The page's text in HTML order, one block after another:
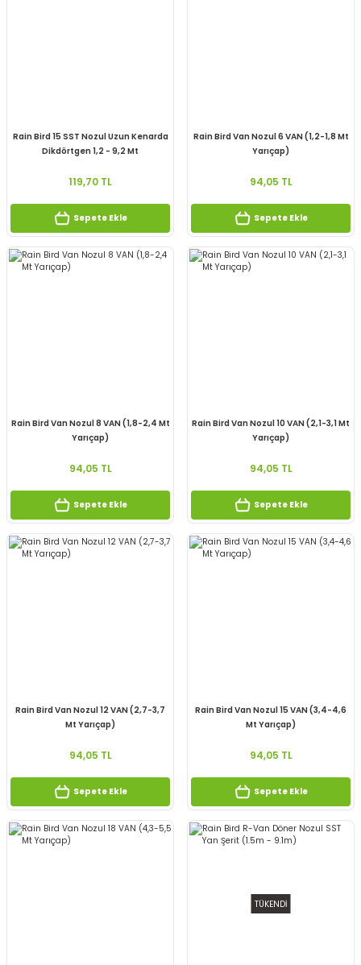
Rain Bird 15 SST Nozul Uzun Kenarda
Dikdörtgen 1,2 - 9,2 Mt
119,70 TL
Sepete Ekle
Rain Bird Van Nozul 6 VAN (1,2-1,8 Mt
Yarıçap)
94,05 TL
Sepete Ekle
Rain Bird Van Nozul 8 VAN (1,8-2,4 Mt
Yarıçap)
94,05 TL
Sepete Ekle
Rain Bird Van Nozul 10 VAN (2,1-3,1 Mt
Yarıçap)
94,05 TL
Sepete Ekle
Rain Bird Van Nozul 12 VAN (2,7-3,7
Mt Yarıçap)
94,05 TL
Sepete Ekle
Rain Bird Van Nozul 15 VAN (3,4-4,6
Mt Yarıçap)
94,05 TL
Sepete Ekle
TÜKENDİ